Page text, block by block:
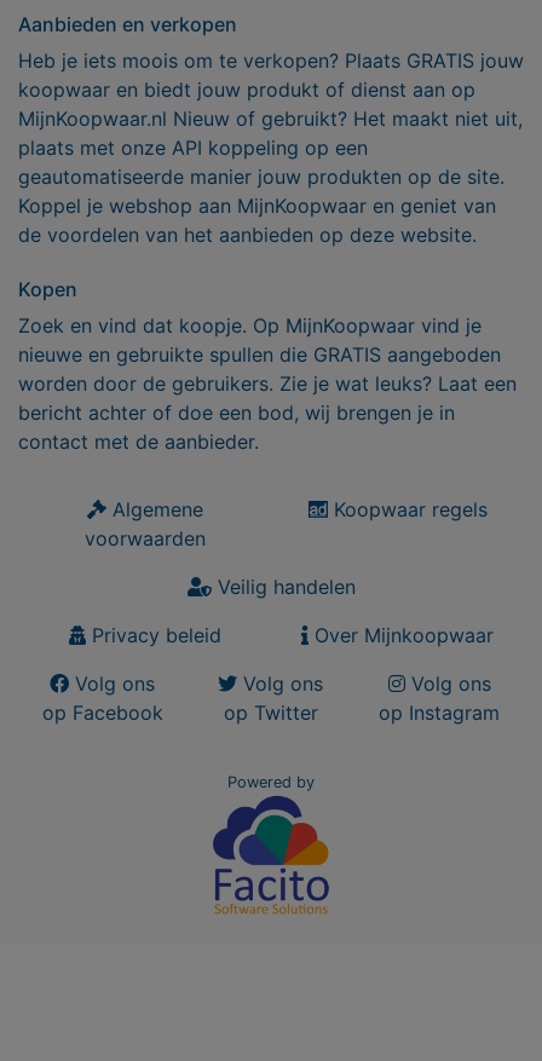
Aanbieden en verkopen
Heb je iets moois om te verkopen? Plaats GRATIS jouw
koopwaar en biedt jouw produkt of dienst aan op
MijnKoopwaar.nl Nieuw of gebruikt? Het maakt niet uit,
plaats met onze API koppeling op een
geautomatiseerde manier jouw produkten op de site.
Koppel je webshop aan MijnKoopwaar en geniet van
de voordelen van het aanbieden op deze website.
Kopen
Zoek en vind dat koopje. Op MijnKoopwaar vind je
nieuwe en gebruikte spullen die GRATIS aangeboden
worden door de gebruikers. Zie je wat leuks? Laat een
bericht achter of doe een bod, wij brengen je in
contact met de aanbieder.
Algemene
voorwaarden
Koopwaar regels
Veilig handelen
Privacy beleid
Over Mijnkoopwaar
Volg ons
op Facebook
Volg ons
op Twitter
Volg ons
op Instagram
Powered by